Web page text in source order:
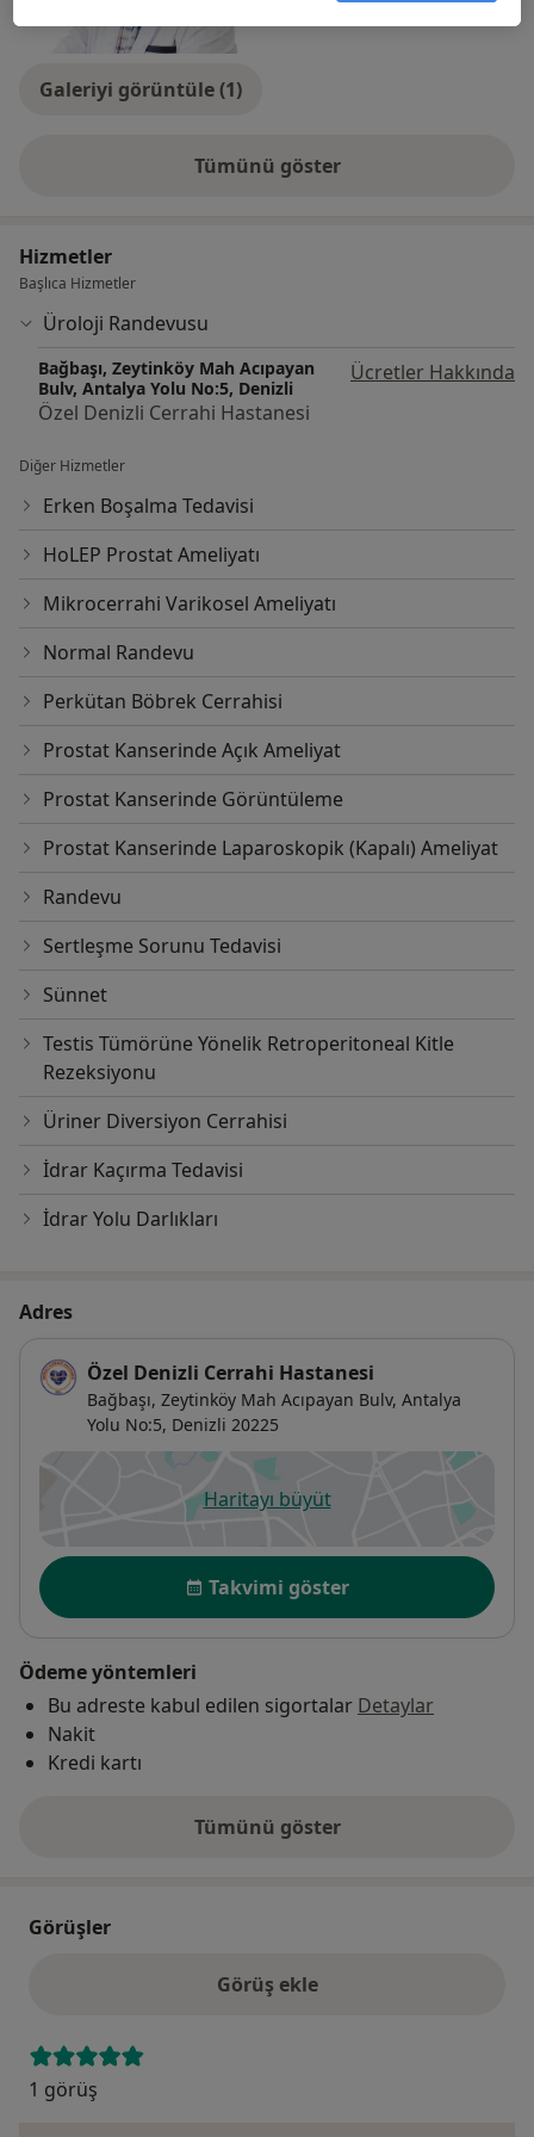
Galeriyi görüntüle (1)
Tümünü gösterdeneyim hakkında
Hizmetler
Başlıca Hizmetler
Üroloji Randevusu
Bağbaşı, Zeytinköy Mah Acıpayan
Bulv, Antalya Yolu No:5, Denizli
Ücretler Hakkında
Özel Denizli Cerrahi Hastanesi
Diğer Hizmetler
Erken Boşalma Tedavisi
HoLEP Prostat Ameliyatı
Mikrocerrahi Varikosel Ameliyatı
Normal Randevu
Perkütan Böbrek Cerrahisi
Prostat Kanserinde Açık Ameliyat
Prostat Kanserinde Görüntüleme
Prostat Kanserinde Laparoskopik (Kapalı) Ameliyat
Randevu
Sertleşme Sorunu Tedavisi
Sünnet
Testis Tümörüne Yönelik Retroperitoneal Kitle
Rezeksiyonu
Üriner Diversiyon Cerrahisi
İdrar Kaçırma Tedavisi
İdrar Yolu Darlıkları
Adres
Özel Denizli Cerrahi Hastanesi
Bağbaşı, Zeytinköy Mah Acıpayan Bulv, Antalya
Yolu No:5, Denizli 20225
Haritayı büyütyeni bir sekmede açılır
Uygunluk
Takvimi göster
Ödeme yöntemleri
Bu adreste kabul edilen sigortalar Detaylar
Nakit
Kredi kartı
Tümünü göster
adres hakkında
Görüşler
Görüş ekle
1 görüş